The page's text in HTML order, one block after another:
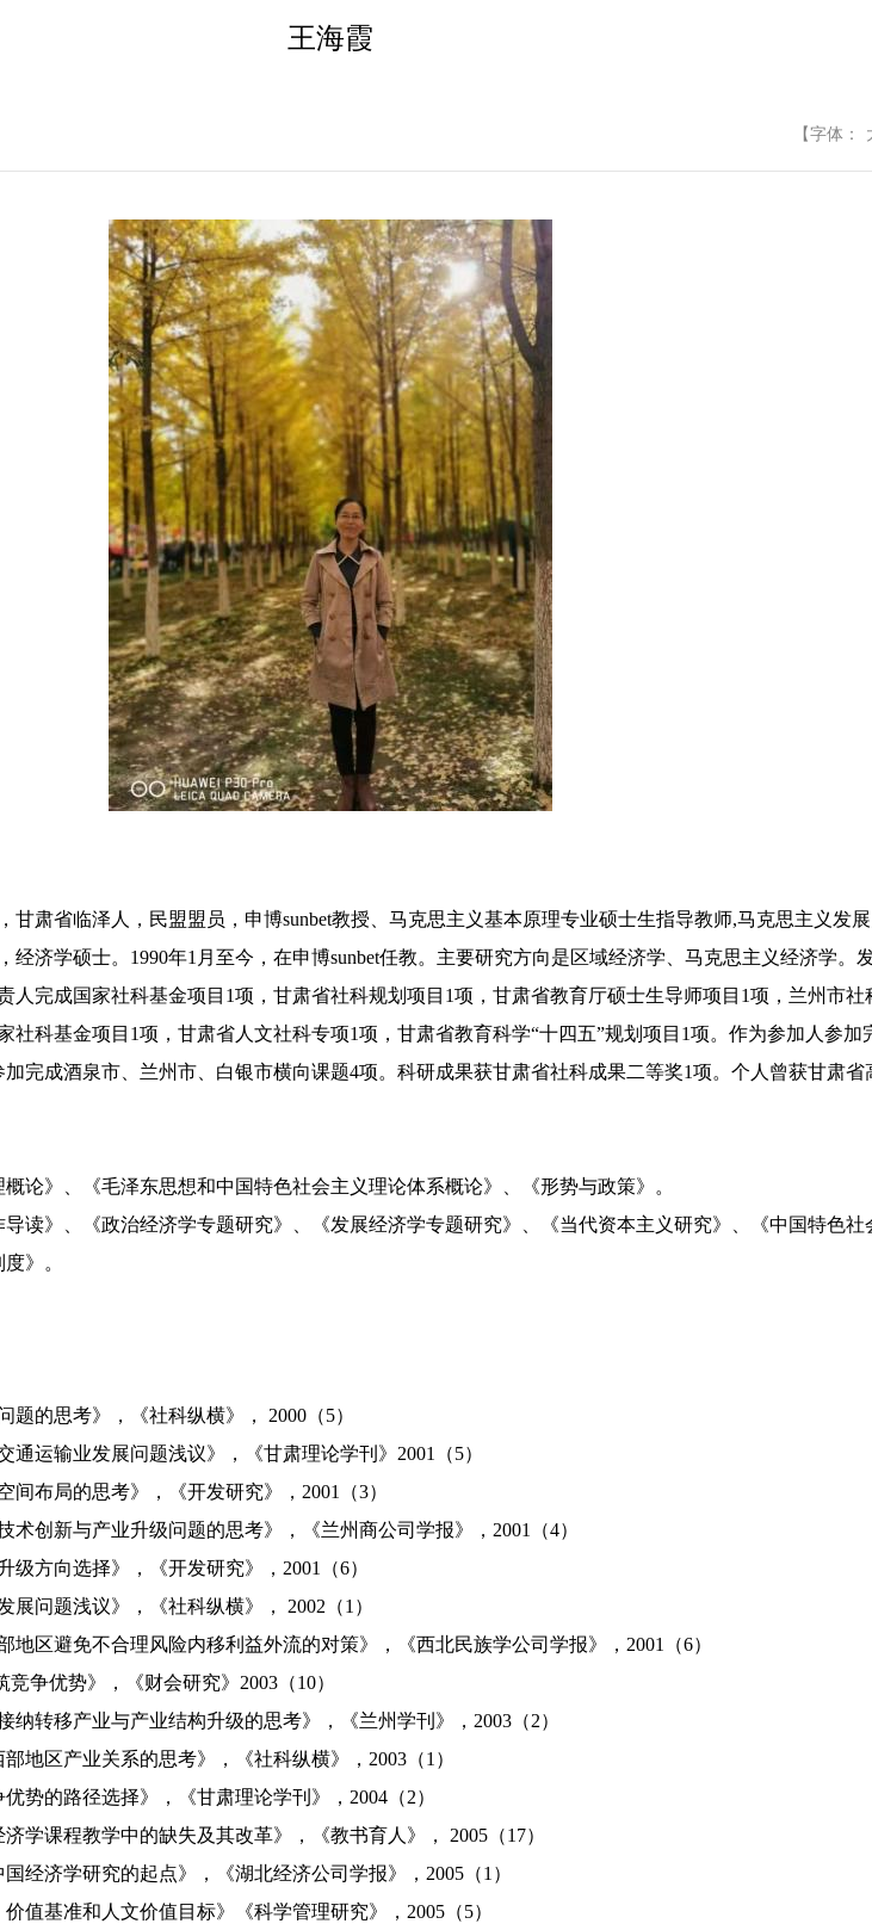
王海霞
【字体：
肃省临泽人，民盟盟员，申博sunbet教授、马克思主义基本原理专业硕士生指导教师,马克思主义发
经济学硕士。1990年1月至今，在申博sunbet任教。主要研究方向是区域经济学、马克思主义经济学。
人完成国家社科基金项目1项，甘肃省社科规划项目1项，甘肃省教育厅硕士生导师项目1项，兰州市社
社科基金项目1项，甘肃省人文社科专项1项，甘肃省教育科学“十四五”规划项目1项。作为参加人参加
完成酒泉市、兰州市、白银市横向课题4项。科研成果获甘肃省社科成果二等奖1项。个人曾获甘肃省
》、《毛泽东思想和中国特色社会主义理论体系概论》、《形势与政策》。
》、《政治经济学专题研究》、《发展经济学专题研究》、《当代资本主义研究》、《中国特色社
》。
的思考》，《社科纵横》， 2000（5）
运输业发展问题浅议》，《甘肃理论学刊》2001（5）
布局的思考》，《开发研究》，2001（3）
创新与产业升级问题的思考》，《兰州商公司学报》，2001（4）
方向选择》，《开发研究》，2001（6）
问题浅议》，《社科纵横》， 2002（1）
区避免不合理风险内移利益外流的对策》，《西北民族学公司学报》，2001（6）
优势》，《财会研究》2003（10）
转移产业与产业结构升级的思考》，《兰州学刊》，2003（2）
区产业关系的思考》，《社科纵横》，2003（1）
的路径选择》，《甘肃理论学刊》，2004（2）
课程教学中的缺失及其改革》，《教书育人》， 2005（17）
济学研究的起点》，《湖北经济公司学报》，2005（1）
基准和人文价值目标》《科学管理研究》，2005（5）